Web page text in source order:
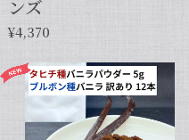
ンズ
¥4,370